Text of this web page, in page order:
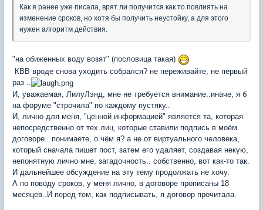
Как я ранее уже писала, врят ли получится как то повлиять на
изменение сроков, но хотя бы получить неустойку, а для этого
нужен алгоритм действия.
"на обиженных воду возят" (пословица такая)
КВВ вроде снова уходить собрался? не переживайте, не первый
раз ..
И, уважаемая, ЛилуЛэнд, мне не требуется внимание..иначе, я б
на форуме "строчила" по каждому пустяку..
И, лично для меня, "ценной информацией" является та, которая
непосредственно от тех лиц, которые ставили подпись в моём
договоре.. понимаете, о чём я? а не от виртуального человека,
который сначала пишет пост, затем его удаляет, создавая некую,
непонятную лично мне, загадочность.. собственно, вот как-то так.
И дальнейшее обсуждение на эту тему продолжать не хочу.
А по поводу сроков, у меня лично, в договоре прописаны 18
месяцев..И перед тем, как подписывать, я договор прочитала.